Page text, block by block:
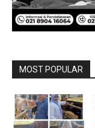
MOST POPULAR